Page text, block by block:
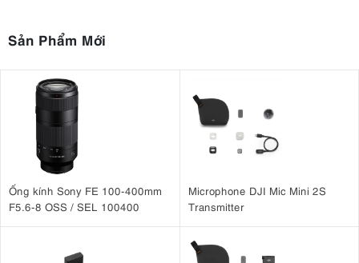
Sản Phẩm Mới
Ống kính Sony FE 100-400mm
F5.6-8 OSS / SEL 100400
Microphone DJI Mic Mini 2S
Transmitter